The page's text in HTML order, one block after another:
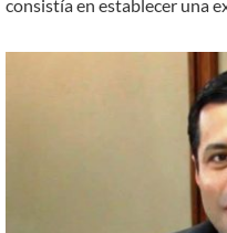
consistía en establecer una